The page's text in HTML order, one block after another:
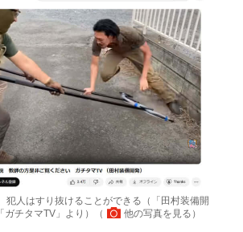
犯人はすり抜けることができる（「田村装備開
チタマTV」より）（
他の写真を見る ）